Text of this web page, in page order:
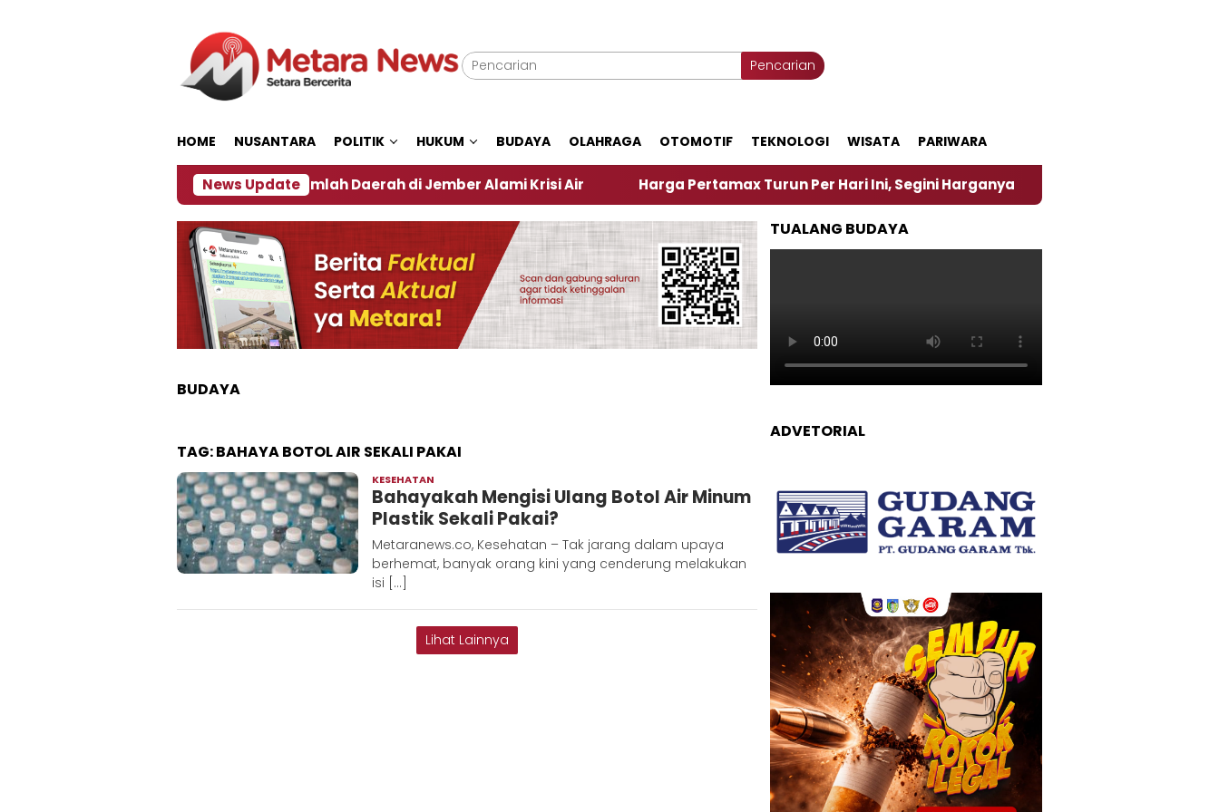
Pencarian
HOME NUSANTARA POLITIK HUKUM BUDAYA OLAHRAGA OTOMOTIF TEKNOLOGI WISATA PARIWARA
News Update
Dampak El Nino, Sejumlah Daerah di Jember Alami Krisi Air Harga Pertamax Turun Per Hari Ini, Segini Harganya ‎Nasirun Maestro Lukis
BUDAYA
TAG:BAHAYA BOTOL AIR SEKALI PAKAI
KESEHATAN
Bahayakah Mengisi Ulang Botol Air Minum
Plastik Sekali Pakai?
Metaranews.co, Kesehatan – Tak jarang dalam upaya
berhemat, banyak orang kini yang cenderung melakukan
isi […]
Lihat Lainnya
TUALANG BUDAYA
ADVETORIAL